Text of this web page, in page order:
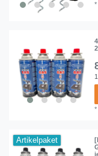
Artikelpaket